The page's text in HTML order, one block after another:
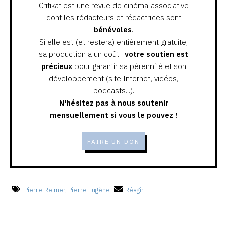
Critikat est une revue de cinéma associative
dont les rédacteurs et rédactrices sont
bénévoles.
Si elle est (et restera) entièrement gratuite,
sa production a un coût : votre soutien est
précieuxpour garantir sa pérennité et son
développement (site Internet, vidéos,
podcasts...).
N'hésitez pas à nous soutenir
mensuellement si vous le pouvez !
FAIRE UN DON
Pierre Reimer, Pierre Eugène Réagir